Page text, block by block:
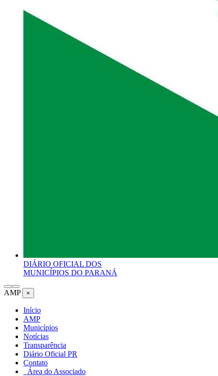
DIÁRIO OFICIAL DOS
MUNICÍPIOS DO PARANÁ
AMP ×
Início
AMP
Municípios
Notícias
Transparência
Diário Oficial PR
Contato
Área do Associado